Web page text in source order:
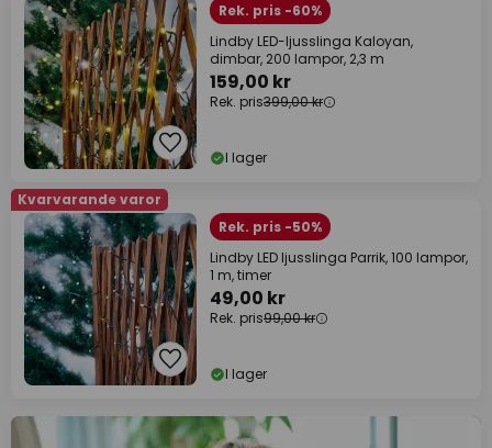
Rek. pris -60%
Lindby LED-ljusslinga Kaloyan,
dimbar, 200 lampor, 2,3 m
159,00 kr
Rek. pris399,00 kr
I lager
Kvarvarande varor
Rek. pris -50%
Lindby LED ljusslinga Parrik, 100 lampor,
1 m, timer
49,00 kr
Rek. pris99,00 kr
I lager